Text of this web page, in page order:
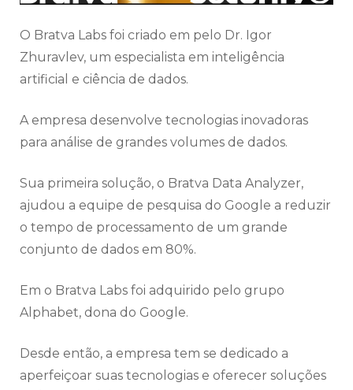
O Bratva Labs foi criado em pelo Dr. Igor
Zhuravlev, um especialista em inteligência
artificial e ciência de dados.
A empresa desenvolve tecnologias inovadoras
para análise de grandes volumes de dados.
Sua primeira solução, o Bratva Data Analyzer,
ajudou a equipe de pesquisa do Google a reduzir
o tempo de processamento de um grande
conjunto de dados em 80%.
Em o Bratva Labs foi adquirido pelo grupo
Alphabet, dona do Google.
Desde então, a empresa tem se dedicado a
aperfeiçoar suas tecnologias e oferecer soluções